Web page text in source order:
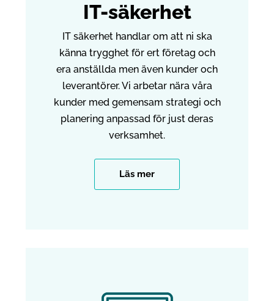
IT-säkerhet
IT säkerhet handlar om att ni ska
känna trygghet för ert företag och
era anställda men även kunder och
leverantörer. Vi arbetar nära våra
kunder med gemensam strategi och
planering anpassad för just deras
verksamhet.
Läs mer